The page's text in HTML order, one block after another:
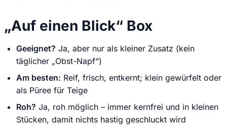
„Auf einen Blick“ Box
Geeignet? Ja, aber nur als kleiner Zusatz (kein
täglicher „Obst-Napf“)
Am besten: Reif, frisch, entkernt; klein gewürfelt oder
als Püree für Teige
Roh? Ja, roh möglich – immer kernfrei und in kleinen
Stücken, damit nichts hastig geschluckt wird